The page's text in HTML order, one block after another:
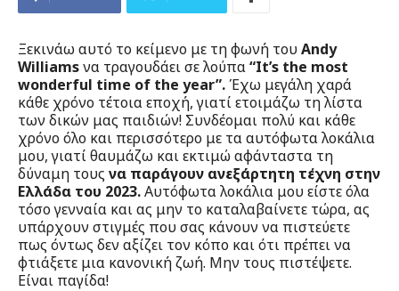
Ξεκινάω αυτό το κείμενο με τη φωνή του Andy
Williamsνα τραγουδάει σε λούπα“It’s the most
wonderful time of the year”.Έχω μεγάλη χαρά
κάθε χρόνο τέτοια εποχή, γιατί ετοιμάζω τη λίστα
των δικών μας παιδιών! Συνδέομαι πολύ και κάθε
χρόνο όλο και περισσότερο με τα αυτόφωτα λοκάλια
μου, γιατί θαυμάζω και εκτιμώ αφάνταστα τη
δύναμη τους να παράγουν ανεξάρτητη τέχνη στην
Ελλάδα του 2023.Αυτόφωτα λοκάλια μου είστε όλα
τόσο γενναία και ας μην το καταλαβαίνετε τώρα, ας
υπάρχουν στιγμές που σας κάνουν να πιστεύετε
πως όντως δεν αξίζει τον κόπο και ότι πρέπει να
φτιάξετε μια κανονική ζωή. Μην τους πιστέψετε.
Είναι παγίδα!